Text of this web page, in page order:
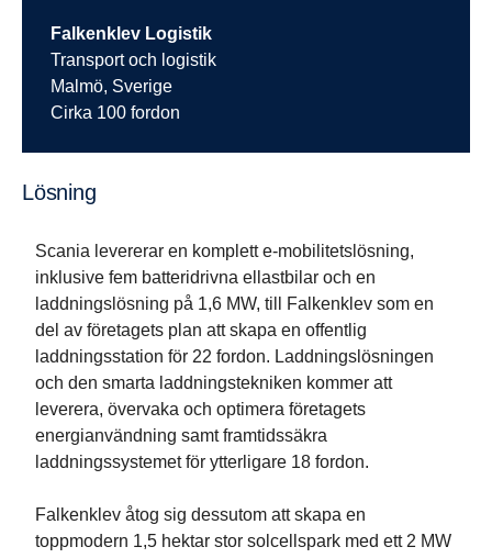
Falkenklev Logistik
Transport och logistik
Malmö, Sverige
Cirka 100 fordon
Lösning
Scania levererar en komplett e-mobilitetslösning,
inklusive fem batteridrivna ellastbilar och en
laddningslösning på 1,6 MW, till Falkenklev som en
del av företagets plan att skapa en offentlig
laddningsstation för 22 fordon. Laddningslösningen
och den smarta laddningstekniken kommer att
leverera, övervaka och optimera företagets
energianvändning samt framtidssäkra
laddningssystemet för ytterligare 18 fordon.
Falkenklev åtog sig dessutom att skapa en
toppmodern 1,5 hektar stor solcellspark med ett 2 MW